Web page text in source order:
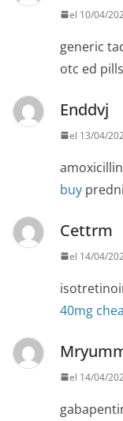
el 10/04/
generic
otc ed pills
Enddvj
el 13/04/
buy
Cettrm
el 14/04/
40mg
el 14/04/